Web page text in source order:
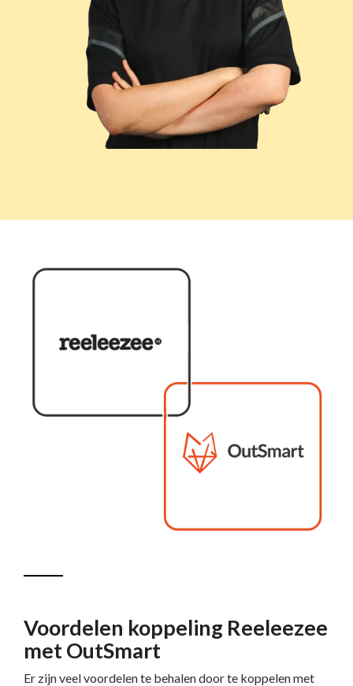
Voordelen koppeling Reeleezee
met OutSmart
Er zijn veel voordelen te behalen door te koppelen met